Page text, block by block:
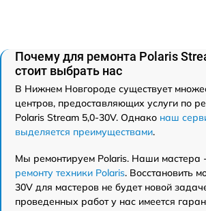
Почему для ремонта Polaris
стоит выбрать нас
В Нижнем Новгороде существует
центров, предоставляющих услуги по
Polaris Stream 5,0-30V. Однако наш
выделяется преимуществами.
Мы ремонтируем Polaris. Наши мастера -
ремонту техники Polaris. Восстановить
30V для мастеров не будет новой
проведенных работ у нас имеется